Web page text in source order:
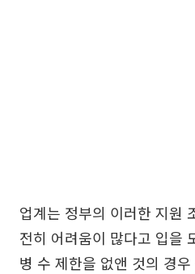
업계는 정부의 이러한 지원
전히 어려움이 많다고 입을
병 수 제한을 없앤 것의 경